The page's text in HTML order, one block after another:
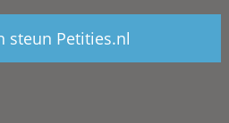
steun Petities.nl